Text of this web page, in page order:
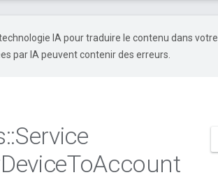
IA pour traduire le contenu dans votre
par IA peuvent contenir des erreurs.
::Service
DeviceToAccount